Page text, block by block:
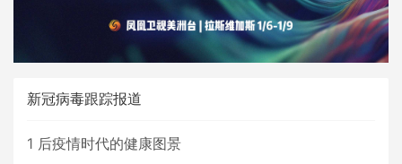
新冠病毒跟踪报道
1 后疫情时代的健康图景